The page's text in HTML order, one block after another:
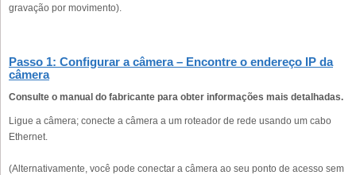
gravação por movimento).
Passo 1: Configurar a câmera – Encontre o endereço IP da
câmera
Consulte o manual do fabricante para obter informações mais detalhadas.
Ligue a câmera; conecte a câmera a um roteador de rede usando um cabo
Ethernet.
(Alternativamente, você pode conectar a câmera ao seu ponto de acesso sem